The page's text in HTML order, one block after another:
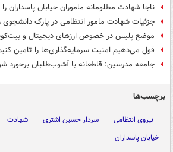
ناجا شهادت مظلومانه ماموران خیابان پاسداران
جزئیات شهادت مامور انتظامی در پارک
موضع پلیس در خصوص ارزهای دیجیتال و
قول می‌دهیم امنیت سرمایه‌گذاری‌ها را تامین
جامعه مدرسین: قاطعانه با آشوب‌طلبان برخورد
برچسب‌ها
نیروی انتظامی سردار حسین اشتری شهادت
خیابان پاسداران